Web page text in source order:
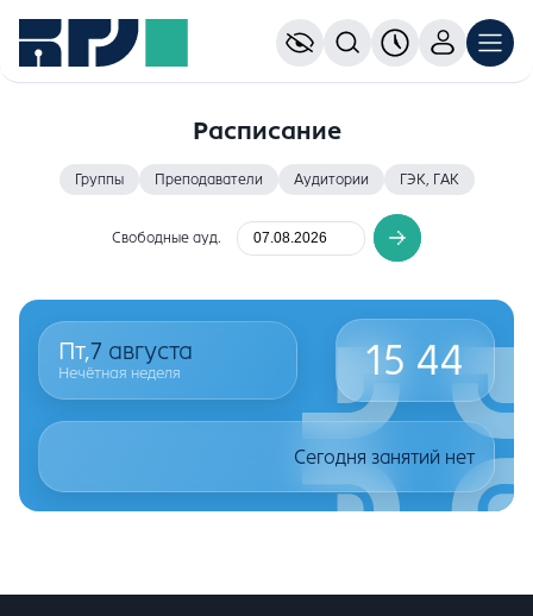
Расписание
Группы Преподаватели Аудитории ГЭК, ГАК
Свободные ауд.
Пт,7 августа
Нечётная неделя 15 44
Сегодня занятий нет